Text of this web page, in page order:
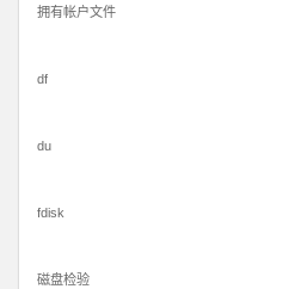
拥有帐户文件
df
du
fdisk
磁盘检验